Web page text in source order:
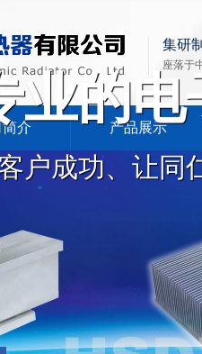
集研
座落于
介 产品展示
业的
户成功、让同